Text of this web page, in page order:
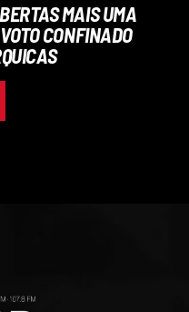
MAIS UMA
CONFINADO